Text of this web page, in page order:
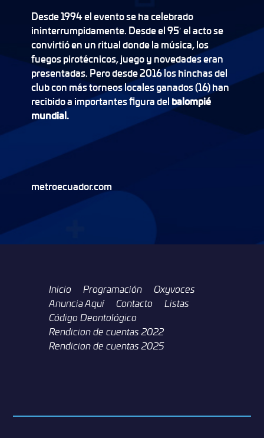
Desde 1994 el evento se ha celebrado
ininterrumpidamente. Desde el 95′ el acto se
convirtió en un ritual donde la música, los
fuegos pirotécnicos, juego y novedades eran
presentadas. Pero desde 2016 los hinchas del
club con más torneos locales ganados (16) han
recibido a importantes figura del balompié
mundial.
metroecuador.com
Inicio Programación
Oxyvoces
Anuncia Aquí
Contacto
Listas
Código Deontológico
Rendicion de cuentas 2022
Rendicion de cuentas 2025